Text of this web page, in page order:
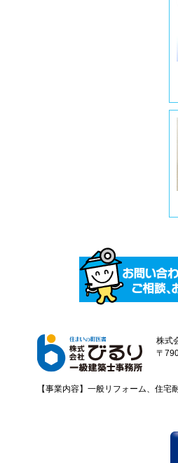
株式
〒
【事業内容】一般リフォーム、住